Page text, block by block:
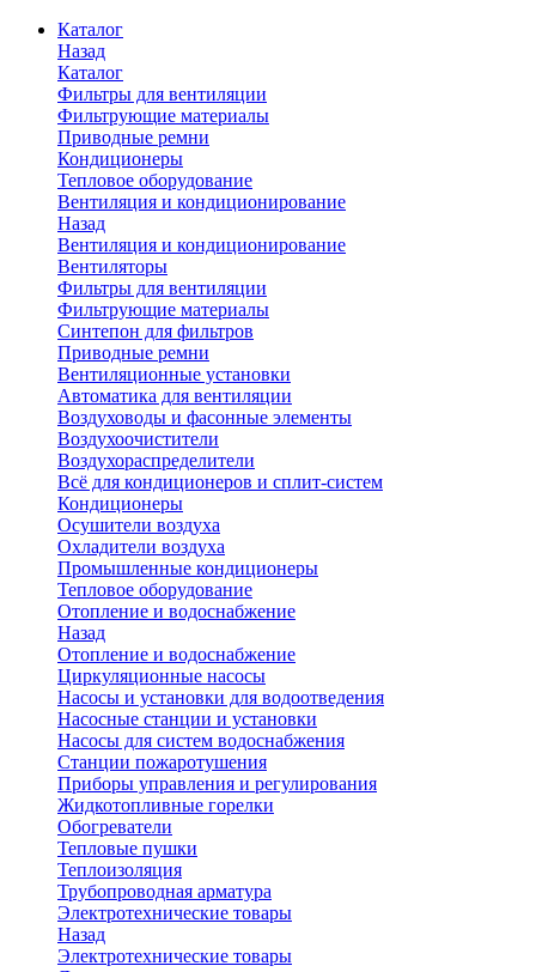
Каталог
Назад
Каталог
Фильтры для вентиляции
Фильтрующие материалы
Приводные ремни
Кондиционеры
Тепловое оборудование
Вентиляция и кондиционирование
Назад
Вентиляция и кондиционирование
Вентиляторы
Фильтры для вентиляции
Фильтрующие материалы
Синтепон для фильтров
Приводные ремни
Вентиляционные установки
Автоматика для вентиляции
Воздуховоды и фасонные элементы
Воздухоочистители
Воздухораспределители
Всё для кондиционеров и сплит-систем
Кондиционеры
Осушители воздуха
Охладители воздуха
Промышленные кондиционеры
Тепловое оборудование
Отопление и водоснабжение
Назад
Отопление и водоснабжение
Циркуляционные насосы
Насосы и установки для водоотведения
Насосные станции и установки
Насосы для систем водоснабжения
Станции пожаротушения
Приборы управления и регулирования
Жидкотопливные горелки
Обогреватели
Тепловые пушки
Теплоизоляция
Трубопроводная арматура
Электротехнические товары
Назад
Электротехнические товары